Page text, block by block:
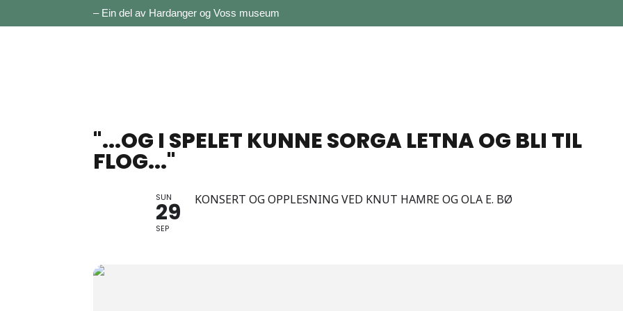
– Ein del av Hardanger og Voss museum
"...OG I SPELET KUNNE SORGA LETNA OG BLI TIL
FLOG..."
SUN
29
SEP
KONSERT OG OPPLESNING VED KNUT HAMRE OG OLA E. BØ